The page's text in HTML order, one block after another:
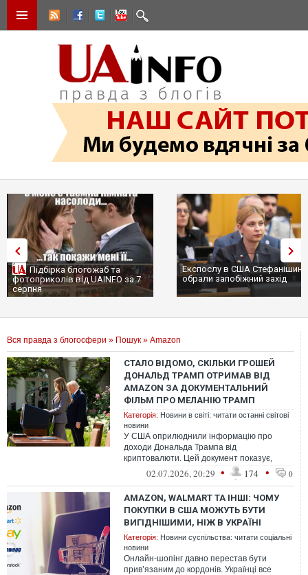
Підбірка блогожаб та
фотоприколів від UAINFO за 7
серпня
Експослу в США
обрали запобіжний захід
Вся правда з блогосфери » Пошук » Amazon
СТАЛО ВІДОМО, СКІЛЬКИ ГРОШЕЙ
ДОНАЛЬД ТРАМП ОТРИМАВ ВІД
AMAZON ЗА ДОКУМЕНТАЛЬНИЙ
ФІЛЬМ ПРО МЕЛАНІЮ ТРАМП
Категорія: Новини в світі: читати останні світові
новини
У США оприлюднили інформацію про
доходи Дональда Трампа від
криптовалюти. Цей документ показує,
скільки йому заплатила компанія
Amazon за документальн...
02.07.2026, 20:29 • 174 • 0
AMAZON, WALMART ТА ІНШІ: ЧОМУ
ПОКУПКИ В США МОЖУТЬ БУТИ
ВИГІДНІШИМИ, НІЖ В УКРАЇНІ
Категорія: Новини суспільства: читати соціальні
новини
Онлайн-шопінг давно перестав бути
прив’язаним до кордонів. Українці все